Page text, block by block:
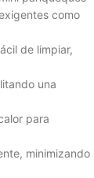
como
de limpiar,
una
para
minimizando